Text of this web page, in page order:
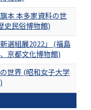
本 本多家資料の世
史民俗博物館)
選組展2022」 (福島
京都文化博物館)
世界 (昭和女子大学